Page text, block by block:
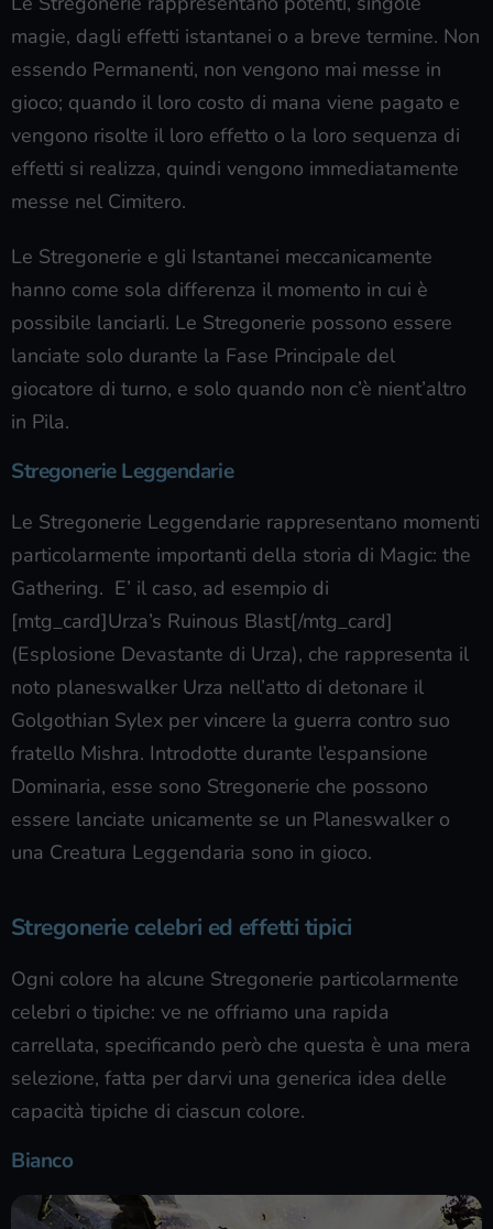
magie, dagli effetti istantanei o a breve termine. Non
essendo Permanenti, non vengono mai messe in
gioco; quando il loro costo di mana viene pagato e
vengono risolte il loro effetto o la loro sequenza di
effetti si realizza, quindi vengono immediatamente
messe nel Cimitero.
Le Stregonerie e gli Istantanei meccanicamente
hanno come sola differenza il momento in cui è
possibile lanciarli. Le Stregonerie possono essere
lanciate solo durante la Fase Principale del
giocatore di turno, e solo quando non c’è nient’altro
in Pila.
Stregonerie Leggendarie
Le Stregonerie Leggendarie rappresentano momenti
particolarmente importanti della storia di Magic: the
Gathering. E’ il caso, ad esempio di
[mtg_card]Urza’s Ruinous Blast[/mtg_card]
(Esplosione Devastante di Urza), che rappresenta il
noto planeswalker Urza nell’atto di detonare il
Golgothian Sylex per vincere la guerra contro suo
fratello Mishra. Introdotte durante l’espansione
Dominaria, esse sono Stregonerie che possono
essere lanciate unicamente se un Planeswalker o
una Creatura Leggendaria sono in gioco.
Stregonerie celebri ed effetti tipici
Ogni colore ha alcune Stregonerie particolarmente
celebri o tipiche: ve ne offriamo una rapida
carrellata, specificando però che questa è una mera
selezione, fatta per darvi una generica idea delle
capacità tipiche di ciascun colore.
Bianco